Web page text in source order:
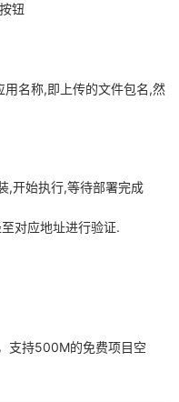
钮
名称,即上传的文件包名,然
,开始执行,等待部署完成
对应地址进行验证.
支持500M的免费项目空